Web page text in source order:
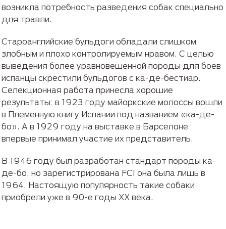
возникла потребность разведения собак специально
для травли.
Староанглийские бульдоги обладали слишком
злобным и плохо контролируемым нравом. С целью
выведения более уравновешенной породы для боев
испанцы скрестили бульдогов с ка-де-бестиар.
Селекционная работа принесла хорошие
результаты: в 1923 году майоркские молоссы вошли
в Племенную книгу Испании под названием «ка-де-
бо». А в 1929 году на выставке в Барселоне
впервые принимал участие их представитель.
В 1946 году был разработан стандарт породы ка-
де-бо, но зарегистрирована FCI она была лишь в
1964. Настоящую популярность такие собаки
приобрели уже в 90-е годы XX века.